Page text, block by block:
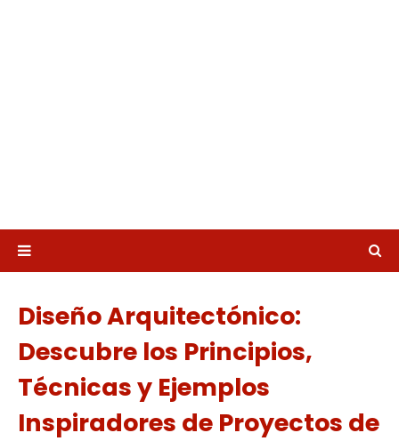
Diseño Arquitectónico:
Descubre los Principios,
Técnicas y Ejemplos
Inspiradores de Proyectos de